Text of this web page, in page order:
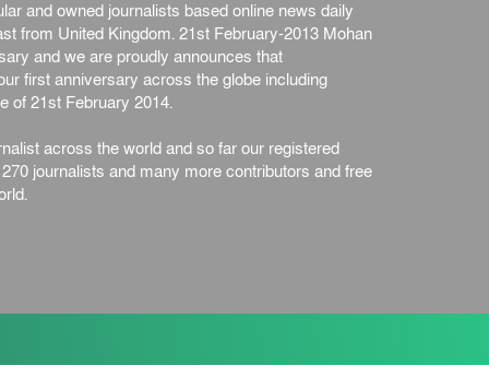
and owned journalists based online news daily
from United Kingdom. 21st February-2013 Mohan
and we are proudly announces that
first anniversary across the globe including
of 21st February 2014.
across the world and so far our registered
journalists and many more contributors and free